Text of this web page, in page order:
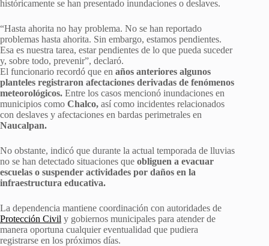
históricamente se han presentado inundaciones o deslaves.
“Hasta ahorita no hay problema. No se han reportado
problemas hasta ahorita. Sin embargo, estamos pendientes.
Esa es nuestra tarea, estar pendientes de lo que pueda suceder
y, sobre todo, prevenir”, declaró.
El funcionario recordó que en años anteriores algunos
planteles registraron afectaciones derivadas de fenómenos
meteorológicos. Entre los casos mencionó inundaciones en
municipios como Chalco, así como incidentes relacionados
con deslaves y afectaciones en bardas perimetrales en
Naucalpan.
No obstante, indicó que durante la actual temporada de lluvias
no se han detectado situaciones que obliguen a evacuar
escuelas o suspender actividades por daños en la
infraestructura educativa.
La dependencia mantiene coordinación con autoridades de
Protección Civil y gobiernos municipales para atender de
manera oportuna cualquier eventualidad que pudiera
registrarse en los próximos días.